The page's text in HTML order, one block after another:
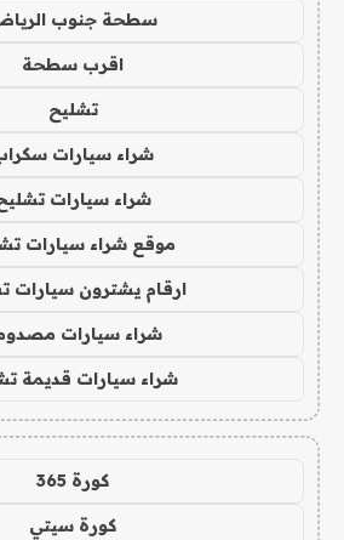
سطحة جنوب
اقرب سطحة
تشليح
شراء سيارات
شراء سيارات
موقع شراء سيارات
ارقام يشترون سيارات
شراء سيارات
شراء سيارات قديمة
كورة 365
كورة سيتي